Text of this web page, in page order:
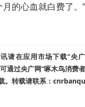
的心血就白费了。
请在应用市场下载“央
通过央广网“啄木鸟消费
。转载请联系：